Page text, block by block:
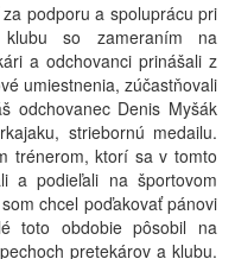
podporu a spoluprácu pri
klubu so zameraním na
a odchovanci prinášali z
umiestnenia, zúčastňovali
odchovanec Denis Myšák
striebornú medailu.
trénerom, ktorí sa v tomto
a podieľali na športovom
chcel poďakovať pánovi
toto obdobie pôsobil na
pretekárov a klubu.